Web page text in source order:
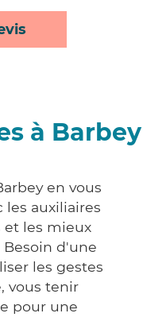
à Barbey
en vous
auxiliaires
et les mieux
Besoin d'une
les gestes
vous tenir
pour une